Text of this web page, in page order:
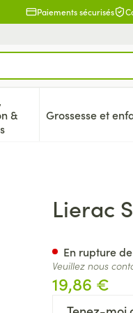
Paiements sécurisés
catégorie Beauté,
& le sous-menu pour
Grossesse et
Lierac
19,86 €
En rupture
Veuillez nous